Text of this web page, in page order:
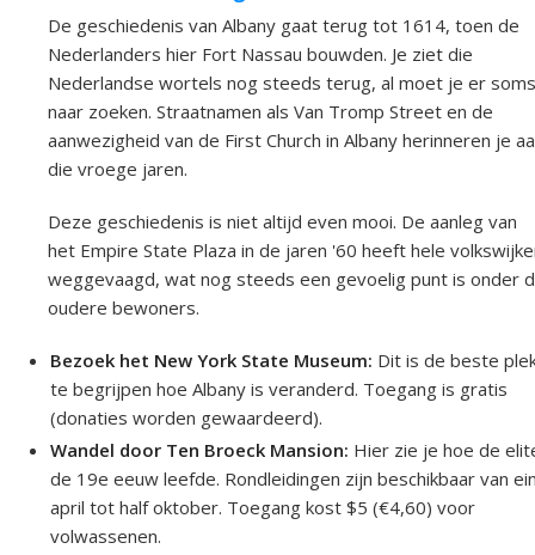
De geschiedenis van Albany gaat terug tot 1614, toen de
Nederlanders hier Fort Nassau bouwden. Je ziet die
Nederlandse wortels nog steeds terug, al moet je er soms
naar zoeken. Straatnamen als Van Tromp Street en de
aanwezigheid van de First Church in Albany herinneren je
die vroege jaren.
Deze geschiedenis is niet altijd even mooi. De aanleg van
het Empire State Plaza in de jaren '60 heeft hele
weggevaagd, wat nog steeds een gevoelig punt is onder
oudere bewoners.
Bezoek het New York State Museum: Dit is de beste
te begrijpen hoe Albany is veranderd. Toegang is gratis
(donaties worden gewaardeerd).
Wandel door Ten Broeck Mansion: Hier zie je hoe de
de 19e eeuw leefde. Rondleidingen zijn beschikbaar van
april tot half oktober. Toegang kost $5 (€4,60) voor
volwassenen.